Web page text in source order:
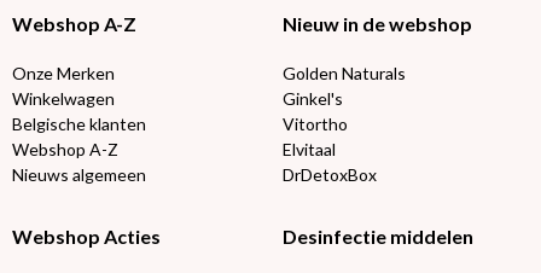
Webshop A-Z
Onze Merken
Winkelwagen
Belgische klanten
Webshop A-Z
Nieuws algemeen
Nieuw in de webshop
Golden Naturals
Ginkel's
Vitortho
Elvitaal
DrDetoxBox
Webshop Acties Desinfectie middelen